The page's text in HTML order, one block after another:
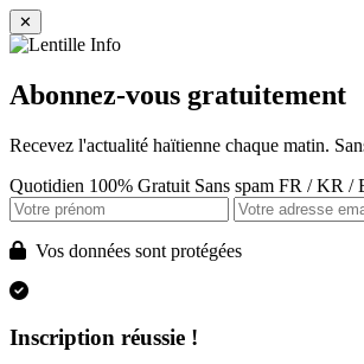
✕
Abonnez-vous gratuitement
Recevez l'actualité haïtienne chaque matin.
Quotidien 100% Gratuit Sans spam FR / KR /
Vos données sont protégées
Inscription réussie !